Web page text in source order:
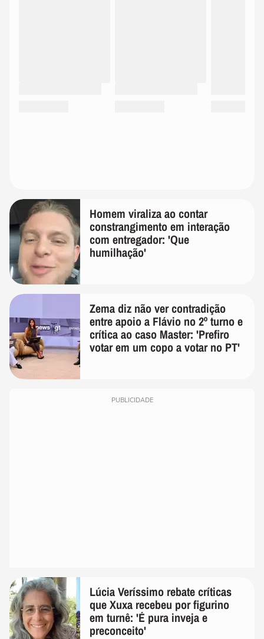
Homem viraliza ao contar
constrangimento em interação
com entregador: 'Que
humilhação'
Zema diz não ver contradição
entre apoio a Flávio no 2º turno e
crítica ao caso Master: 'Prefiro
votar em um copo a votar no PT'
PUBLICIDADE
Lúcia Veríssimo rebate críticas
que Xuxa recebeu por figurino
em turnê: 'É pura inveja e
preconceito'